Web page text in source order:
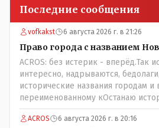
Последние сообщения
vofkakst 6 августа 2026 г. в 21:26
Право города с названием
ACROS: без истерик - вперёд.Так
интересно, надрываются,
исторические названия городам и
переименованному кОстанаю
для этого же эти она.. ономасты
тоже двойной стандарт есть?
ACROS 6 августа 2026 г. в 20:16